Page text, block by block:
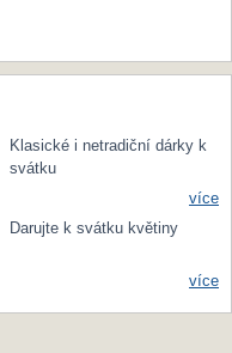
Klasické i netradiční dárky k
svátku
více
Darujte k svátku květiny
více